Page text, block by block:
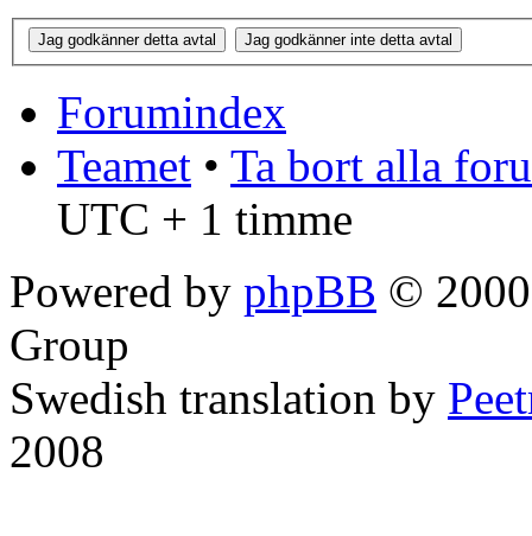
Forumindex
Teamet • Ta bort alla
UTC + 1 timme
Powered by phpBB ©
Group
Swedish translation by
2008